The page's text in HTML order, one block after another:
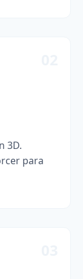
3D.
para